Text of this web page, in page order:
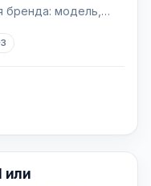
бренда: модель,
3
или